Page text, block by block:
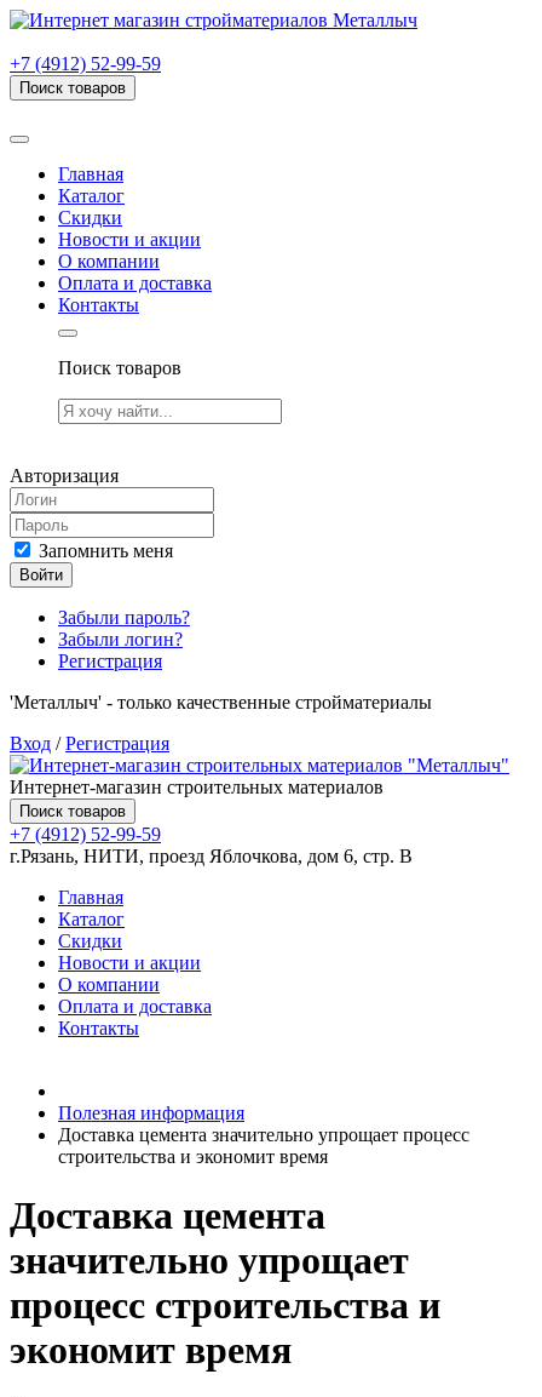
+7 (4912) 52-99-59
Поиск товаров
Главная
Каталог
Скидки
Новости и акции
О компании
Оплата и доставка
Контакты
Поиск товаров
Авторизация
Запомнить меня
Войти
Забыли пароль?
Забыли логин?
Регистрация
'Металлыч' - только качественные стройматериалы
Вход /Регистрация
Интернет-магазин строительных материалов
Поиск товаров
+7 (4912) 52-99-59
г.Рязань, НИТИ, проезд Яблочкова, дом 6, стр. В
Главная
Каталог
Скидки
Новости и акции
О компании
Оплата и доставка
Контакты
Полезная информация
Доставка цемента значительно упрощает процесс
строительства и экономит время
Доставка цемента
значительно упрощает
процесс строительства и
экономит время